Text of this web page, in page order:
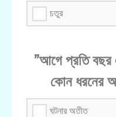
চতুর
”আগে প্রতি বছর
কোন ধরনের
ঘটনার অতীত